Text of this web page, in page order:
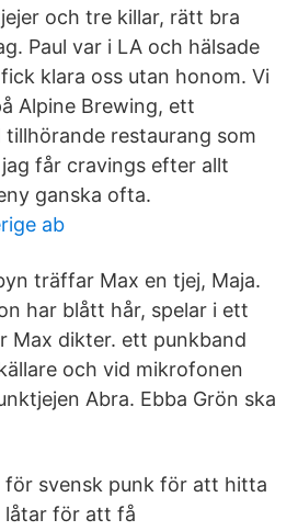
och tre killar, rätt bra
Paul var i LA och hälsade
klara oss utan honom. Vi
Alpine Brewing, ett
restaurang som
får cravings efter allt
ganska ofta.
ab
träffar Max en tjej, Maja.
har blått hår, spelar i ett
Max dikter. ett punkband
och vid mikrofonen
Abra. Ebba Grön ska
svensk punk för att hitta
låtar för att få